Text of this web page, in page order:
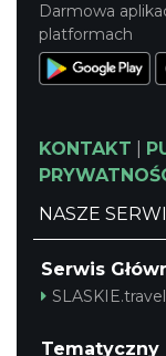
Darmowa
platformach
KONTAKT
NASZE
Serwis
SLASKIE.travel
Tematyczny